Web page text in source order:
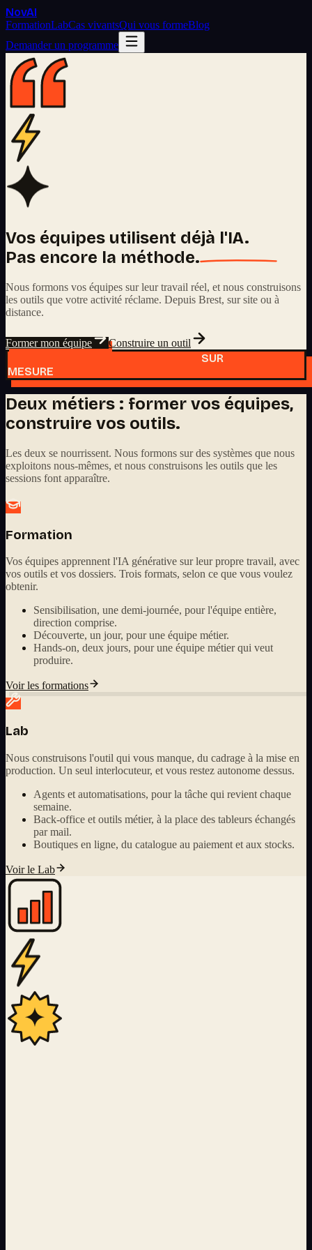
NovAI
FormationLabCas vivantsQui vous formeBlog
Demander un programme
Vos équipes utilisent déjà l'IA.
Pas encore la méthode.
Nous formons vos équipes sur leur travail réel, et nous construisons
les outils que votre activité réclame. Depuis Brest, sur site ou à
distance.
Former mon équipe Construire un outil
SUR
MESURE
Deux métiers : former vos équipes,
construire vos outils.
Les deux se nourrissent. Nous formons sur des systèmes que nous
exploitons nous-mêmes, et nous construisons les outils que les
sessions font apparaître.
Formation
Vos équipes apprennent l'IA générative sur leur propre travail, avec
vos outils et vos dossiers. Trois formats, selon ce que vous voulez
obtenir.
Sensibilisation, une demi-journée, pour l'équipe entière,
direction comprise.
Découverte, un jour, pour une équipe métier.
Hands-on, deux jours, pour une équipe métier qui veut
produire.
Voir les formations
Lab
Nous construisons l'outil qui vous manque, du cadrage à la mise en
production. Un seul interlocuteur, et vous restez autonome dessus.
Agents et automatisations, pour la tâche qui revient chaque
semaine.
Back-office et outils métier, à la place des tableurs échangés
par mail.
Boutiques en ligne, du catalogue au paiement et aux stocks.
Voir le Lab